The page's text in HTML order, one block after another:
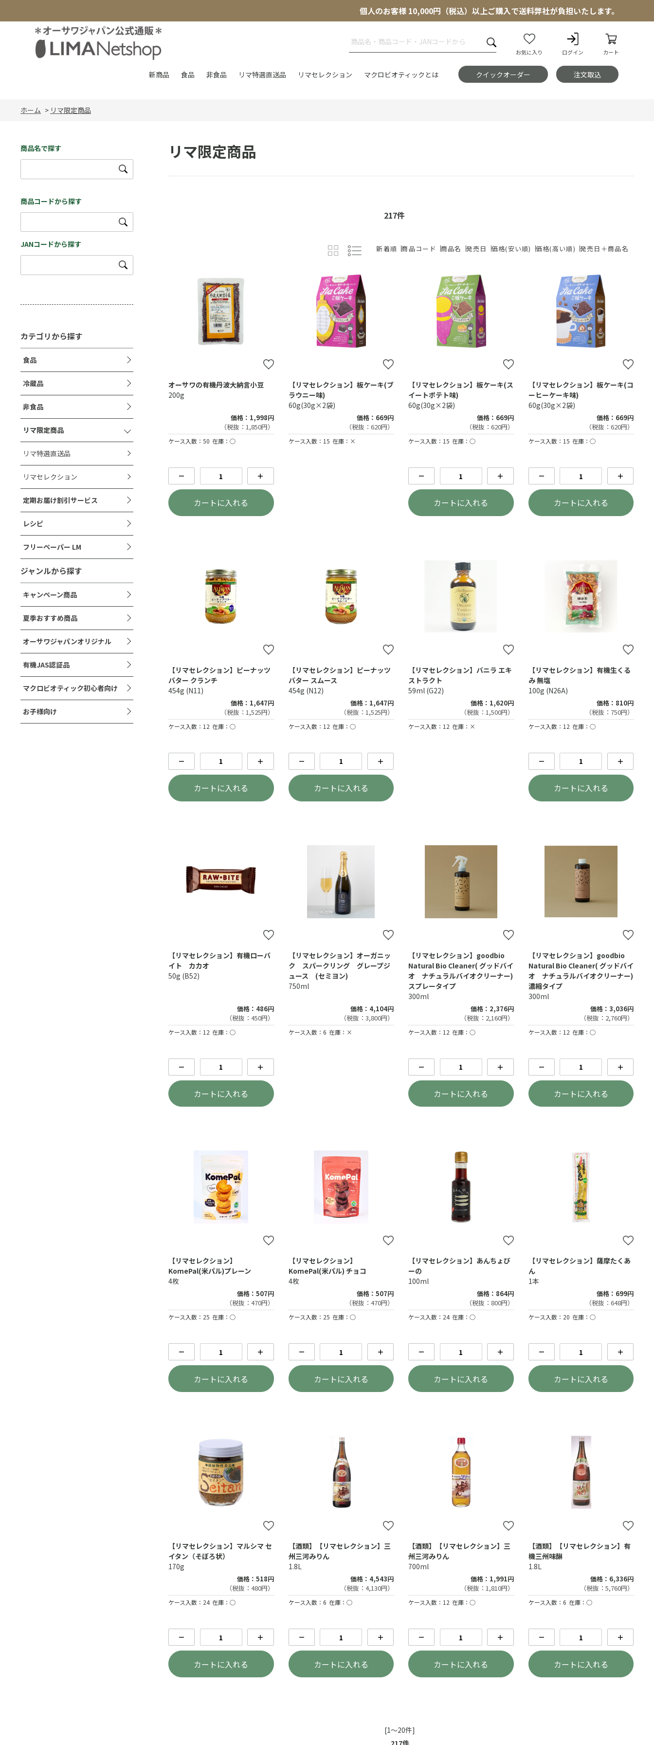
個人のお客様 10,000円（税込）以上ご購入で送料弊社が負担いたします。
お気に入り ログイン カート
新商品 食品 非食品 リマ特選直送品 リマセレクション マクロビオティックとは クイックオーダー 注文取込
ホーム > リマ限定商品
商品名で探す
商品コードから探す
JANコードから探す
カテゴリから探す
食品
冷蔵品
非食品
リマ限定商品
リマ特選直送品
リマセレクション
定期お届け割引サービス
レシピ
フリーペーパー LM
ジャンルから探す
キャンペーン商品
夏季おすすめ商品
オーサワジャパンオリジナル
有機JAS認証品
マクロビオティック初心者向け
お子様向け
リマ限定商品
新着順 商品コード 商品名 発売日 価格(安い順) 価格(高い順) 発売日＋商品名
217件
オーサワの有機丹波大納言小豆
200g
価格：1,998円
（税抜：1,850円）
ケース入数：50 在庫：○
－ ＋
カートに入れる
【リマセレクション】板ケーキ(ブ
ラウニー味)
60g(30g×2袋)
価格：669円
（税抜：620円）
ケース入数：15 在庫：×
【リマセレクション】板ケーキ(ス
イートポテト味)
60g(30g×2袋)
価格：669円
（税抜：620円）
ケース入数：15 在庫：○
－ ＋
カートに入れる
【リマセレクション】板ケーキ(コ
ーヒーケーキ味)
60g(30g×2袋)
価格：669円
（税抜：620円）
ケース入数：15 在庫：○
－ ＋
カートに入れる
【リマセレクション】ピーナッツ
バター クランチ
454g (N11)
価格：1,647円
（税抜：1,525円）
ケース入数：12 在庫：○
－ ＋
カートに入れる
【リマセレクション】ピーナッツ
バター スムース
454g (N12)
価格：1,647円
（税抜：1,525円）
ケース入数：12 在庫：○
－ ＋
カートに入れる
【リマセレクション】バニラ エキ
ストラクト
59ml (G22)
価格：1,620円
（税抜：1,500円）
ケース入数：12 在庫：×
【リマセレクション】有機生くる
み 無塩
100g (N26A)
価格：810円
（税抜：750円）
ケース入数：12 在庫：○
－ ＋
カートに入れる
【リマセレクション】有機ローバ
イト カカオ
50g (B52)
価格：486円
（税抜：450円）
ケース入数：12 在庫：○
－ ＋
カートに入れる
【リマセレクション】オーガニッ
ク スパークリング グレープジ
ュース (セミヨン)
750ml
価格：4,104円
（税抜：3,800円）
ケース入数：6 在庫：×
【リマセレクション】goodbio
Natural Bio Cleaner( グッドバイ
オ ナチュラルバイオクリーナー)
スプレータイプ
300ml
価格：2,376円
（税抜：2,160円）
ケース入数：12 在庫：○
－ ＋
カートに入れる
【リマセレクション】goodbio
Natural Bio Cleaner( グッドバイ
オ ナチュラルバイオクリーナー)
濃縮タイプ
300ml
価格：3,036円
（税抜：2,760円）
ケース入数：12 在庫：○
－ ＋
カートに入れる
【リマセレクション】
KomePal(米パル)プレーン
4枚
価格：507円
（税抜：470円）
ケース入数：25 在庫：○
－ ＋
カートに入れる
【リマセレクション】
KomePal(米パル) チョコ
4枚
価格：507円
（税抜：470円）
ケース入数：25 在庫：○
－ ＋
カートに入れる
【リマセレクション】あんちょび
ーの
100ml
価格：864円
（税抜：800円）
ケース入数：24 在庫：○
－ ＋
カートに入れる
【リマセレクション】薩摩たくあ
ん
1本
価格：699円
（税抜：648円）
ケース入数：20 在庫：○
－ ＋
カートに入れる
【リマセレクション】マルシマ セ
イタン（そぼろ状）
170g
価格：518円
（税抜：480円）
ケース入数：24 在庫：○
－ ＋
カートに入れる
【酒類】【リマセレクション】三
州三河みりん
1.8L
価格：4,543円
（税抜：4,130円）
ケース入数：6 在庫：○
－ ＋
カートに入れる
【酒類】【リマセレクション】三
州三河みりん
700ml
価格：1,991円
（税抜：1,810円）
ケース入数：12 在庫：○
－ ＋
カートに入れる
【酒類】【リマセレクション】有
機三州味醂
1.8L
価格：6,336円
（税抜：5,760円）
ケース入数：6 在庫：○
－ ＋
カートに入れる
[1～20件]
217件